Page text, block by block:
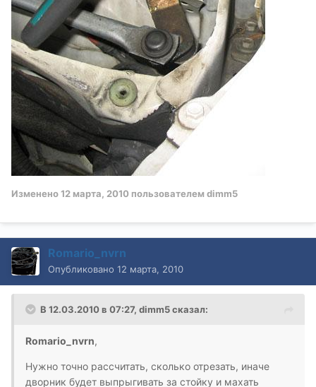
Изменено12 марта, 2010 пользователем dimm5
Romario_nvrn
Опубликовано 12 марта, 2010
В 12.03.2010 в 07:27, dimm5 сказал:
Romario_nvrn,
Нужно точно рассчитать, сколько отрезать, иначе
дворник будет выпрыгивать за стойку и махать